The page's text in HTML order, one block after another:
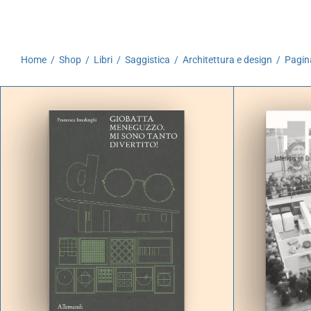
Home / Shop / Libri / Saggistica / Architettura e design /